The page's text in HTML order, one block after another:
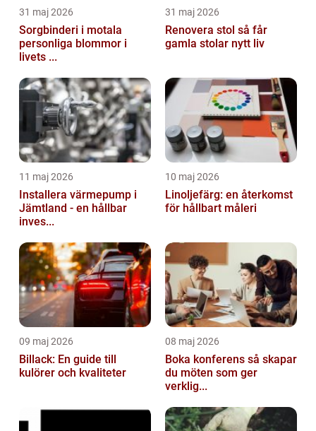
31 maj 2026
Sorgbinderi i motala
personliga blommor i
livets ...
31 maj 2026
Renovera stol så får
gamla stolar nytt liv
11 maj 2026
Installera värmepump i
Jämtland - en hållbar
inves...
10 maj 2026
Linoljefärg: en återkomst
för hållbart måleri
09 maj 2026
Billack: En guide till
kulörer och kvaliteter
08 maj 2026
Boka konferens så skapar
du möten som ger
verklig...